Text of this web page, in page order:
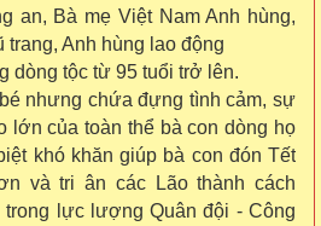
an, Bà mẹ Việt Nam Anh hùng,
Anh hùng lao động
dòng tộc từ 95 tuổi trở lên.
nhưng chứa đựng tình cảm, sự
lớn của toàn thể bà con dòng họ
khó khăn giúp bà con đón Tết
và tri ân các Lão thành cách
lực lượng Quân đội - Công